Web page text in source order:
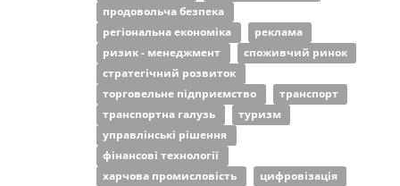
продовольча безпека
регіональна економіка
реклама
ризик - менеджмент
споживчий ринок
стратегічний розвиток
торговельне підприємство
транспорт
транспортна галузь
туризм
управлінські рішення
фінансові технології
харчова промисловість
цифровізація